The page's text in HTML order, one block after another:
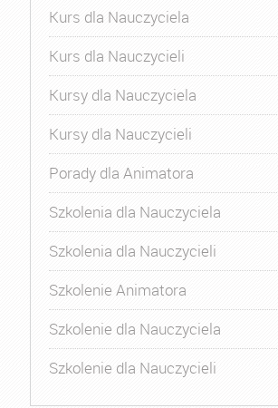
Kurs dla Nauczyciela
Kurs dla Nauczycieli
Kursy dla Nauczyciela
Kursy dla Nauczycieli
Porady dla Animatora
Szkolenia dla Nauczyciela
Szkolenia dla Nauczycieli
Szkolenie Animatora
Szkolenie dla Nauczyciela
Szkolenie dla Nauczycieli